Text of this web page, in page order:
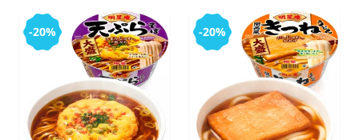
-20% -20%